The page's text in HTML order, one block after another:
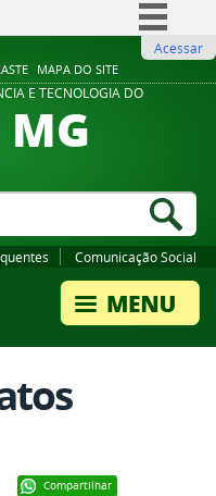
MAPA DO SITE
Comunica BR
Participe
Legislação
Acessar
E TECNOLOGIA DO
MG
Comunicação Social
Compartilhar